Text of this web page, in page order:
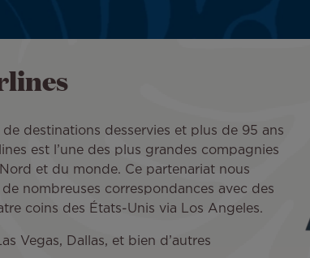
destinations desservies et plus de 95 ans
est l’une des plus grandes compagnies
et du monde. Ce partenariat nous
nombreuses correspondances avec des
coins des États-Unis via Los Angeles.
Vegas, Dallas, et bien d’autres